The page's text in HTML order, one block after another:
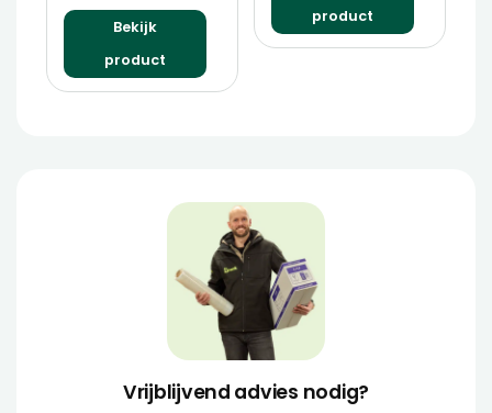
Bekijk
product
product
Vrijblijvend advies nodig?